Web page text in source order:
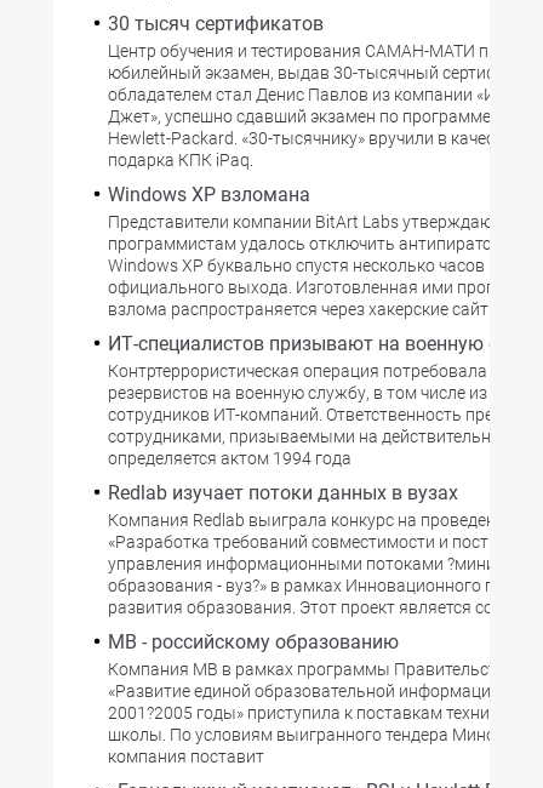
30 тысяч сертификатов
Центр обучения и тестирования САМАН-МАТИ принял
юбилейный экзамен, выдав 30-тысячный сертификат.
обладателем стал Денис Павлов из компании
Джет», успешно сдавший экзамен по программе
Hewlett-Packard. «30-тысячнику» вручили в качестве
подарка КПК iPaq.
Windows XP взломана
Представители компании BitArt Labs утверждают, что
программистам удалось отключить антипиратскую
Windows XP буквально спустя несколько часов после
официального выхода. Изготовленная ими
взлома распространяется через хакерские сайты.
ИТ-специалистов призывают на военную
Контртеррористическая операция потребовала от
резервистов на военную службу, в том числе из числа
сотрудников ИТ-компаний. Ответственность
сотрудниками, призываемыми на действительную
определяется актом 1994 года
Redlab изучает потоки данных в вузах
Компания Redlab выиграла конкурс на проведение
«Разработка требований совместимости и
управления информационными потоками
образования - вуз?» в рамках Инновационного
развития образования. Этот проект является
МВ - российскому образованию
Компания МВ в рамках программы Правительства
«Развитие единой образовательной
2001?2005 годы» приступила к поставкам техники в
школы. По условиям выигранного тендера
компания поставит